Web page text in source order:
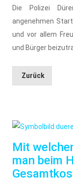
Die Polizei
angenehmen
und vor allem
und Bürger
Zurück
Mit
man beim